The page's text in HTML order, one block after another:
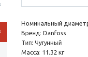
Номинальный
Бренд: Danfoss
Тип: Чугунный
Масса: 11.32 кг